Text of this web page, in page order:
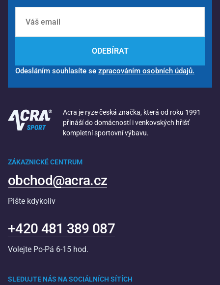
ODEBÍRAT
Odesláním souhlasíte se zpracováním osobních údajů.
Acra je ryze česká značka, která od roku 1991
přináší do domácností i venkovských hřišť
kompletní sportovní výbavu.
SLEDUJTE NÁS NA SOCIÁLNÍCH SÍTÍCH
ZÁKAZNICKÉ CENTRUM
obchod@acra.cz
Pište kdykoliv
+420 481 389 087
Volejte Po-Pá 6-15 hod.